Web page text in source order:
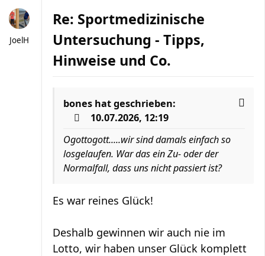
JoelH
Re: Sportmedizinische
Untersuchung - Tipps,
Hinweise und Co.
bones hat geschrieben:
10.07.2026, 12:19
Ogottogott.....wir sind damals einfach so
losgelaufen. War das ein Zu- oder der
Normalfall, dass uns nicht passiert ist?
Es war reines Glück!
Deshalb gewinnen wir auch nie im
Lotto, wir haben unser Glück komplett